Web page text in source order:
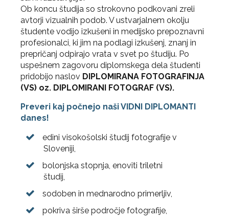
Ob koncu študija so strokovno podkovani zreli
avtorji vizualnih podob. V ustvarjalnem okolju
študente vodijo izkušeni in medijsko prepoznavni
profesionalci, ki jim na podlagi izkušenj, znanj in
prepričanj odpirajo vrata v svet po študiju. Po
uspešnem zagovoru diplomskega dela študenti
pridobijo naslov DIPLOMIRANA FOTOGRAFINJA
(VS) oz. DIPLOMIRANI FOTOGRAF (VS).
Preveri kaj počnejo naši VIDNI DIPLOMANTI
danes!
edini visokošolski študij fotografije v
Sloveniji,
bolonjska stopnja, enoviti triletni
študij,
sodoben in mednarodno primerljiv,
pokriva širše področje fotografije,